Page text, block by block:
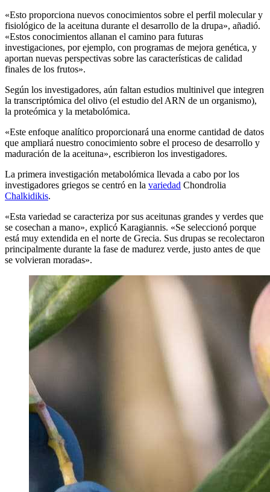
«Esto proporciona nuevos conocimientos sobre el perfil molecular y
fisiológico de la aceituna durante el desarrollo de la drupa», añadió.
«Estos conocimientos allanan el camino para futuras
investigaciones, por ejemplo, con programas de mejora genética, y
aportan nuevas perspectivas sobre las características de calidad
finales de los frutos».
Según los investigadores, aún faltan estudios multinivel que integren
la transcriptómica del olivo (el estudio del ARN de un organismo),
la proteómica y la metabolómica.
«Este enfoque analítico proporcionará una enorme cantidad de datos
que ampliará nuestro conocimiento sobre el proceso de desarrollo y
maduración de la aceituna», escribieron los investigadores.
La primera investigación metabolómica llevada a cabo por los
investigadores griegos se centró en la variedad Chondrolia
Chalkidikis.
«Esta variedad se caracteriza por sus aceitunas grandes y verdes que
se cosechan a mano», explicó Karagiannis. «Se seleccionó porque
está muy extendida en el norte de Grecia. Sus drupas se recolectaron
principalmente durante la fase de madurez verde, justo antes de que
se volvieran moradas».